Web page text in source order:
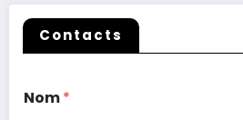
Contacts
Nom*